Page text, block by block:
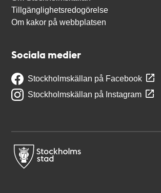
Tillgänglighetsredogörelse
Om kakor på webbplatsen
Sociala medier
Stockholmskällan på Facebook
Stockholmskällan på Instagram